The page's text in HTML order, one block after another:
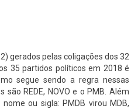
gerados pelas coligações dos 32
35 partidos políticos em 2018 é
segue sendo a regra nessas
REDE, NOVO e o PMB. Além
ou sigla: PMDB virou MDB,